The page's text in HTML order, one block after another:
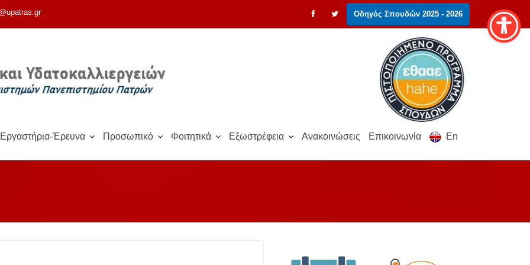
Οδηγός Σπουδών 2025 - 2026
Εργαστήρια-Έρευνα Προσωπικό Φοιτητικά Εξωστρέφεια Ανακοινώσεις Επικοινωνία En